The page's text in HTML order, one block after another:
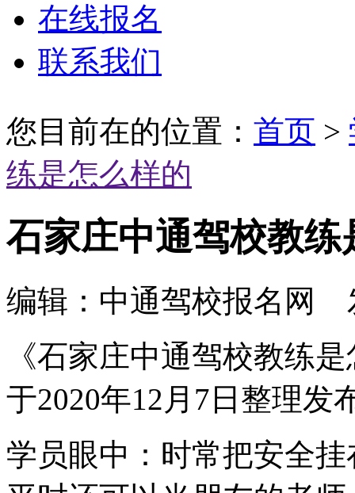
在线报名
联系我们
您目前在的位置： 首页 >
练是怎么样的
石家庄中通驾校教练
编辑：中通驾校报名网
《石家庄中通驾校教练
于2020年12月7日整理发
学员眼中：时常把安全